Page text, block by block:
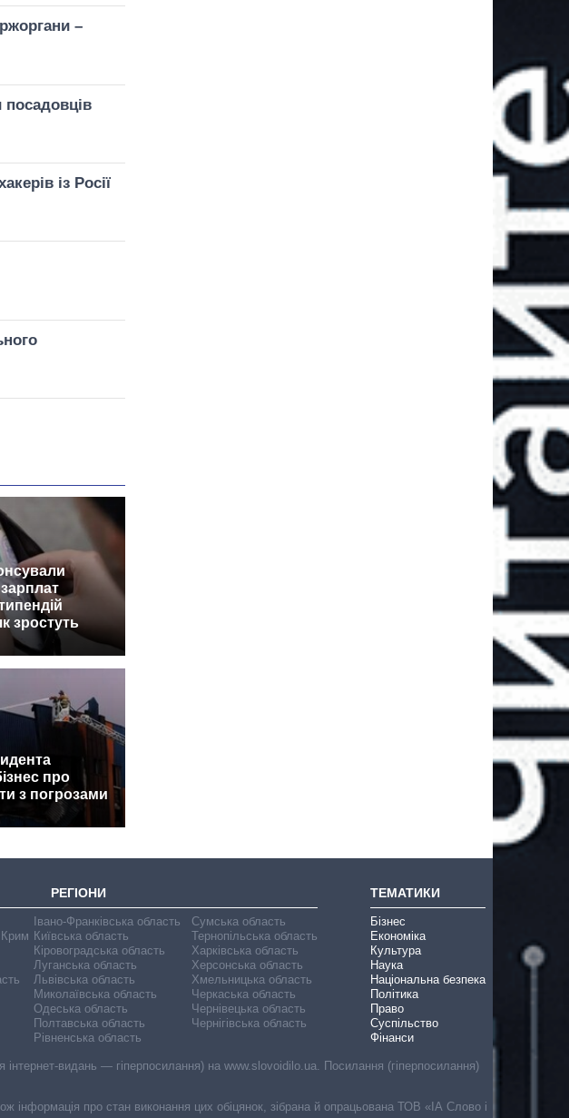
–
посадовців
із Росії
зростуть
про
з погрозами
РЕГІОНИ
Крим
Івано-Франківська область
Київська область
Кіровоградська область
Луганська область
Львівська область
Миколаївська область
Одеська область
Полтавська область
Рівненська область
Сумська область
Тернопільська область
Харківська область
Херсонська область
Хмельницька область
Черкаська область
Чернівецька область
Чернігівська область
ТЕМАТИКИ
Бізнес
Економіка
Культура
Наука
Національна безпека
Політика
Право
Суспільство
Фінанси
видань — гіперпосилання) на www.slovoidilo.ua. Посилання (гіперпосилання)
інформація про стан виконання цих обіцянок, зібрана й опрацьована ТОВ «ІА Слово і